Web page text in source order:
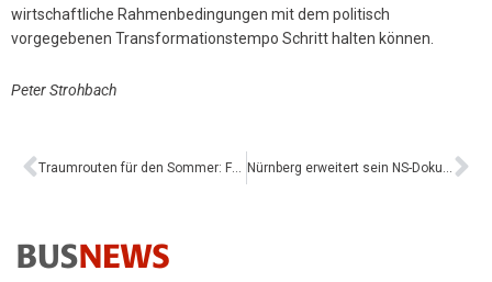
wirtschaftliche Rahmenbedingungen mit dem politisch
vorgegebenen Transformationstempo Schritt halten können.
Peter Strohbach